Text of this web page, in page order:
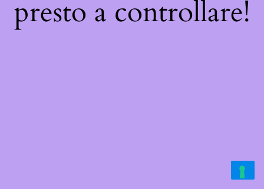
presto a controllare!